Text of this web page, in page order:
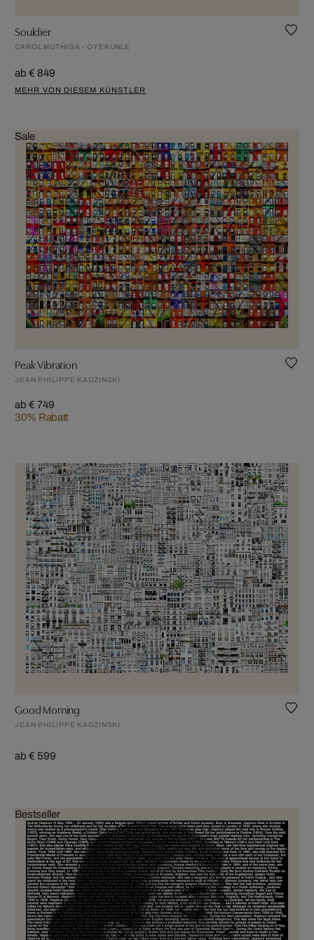
Souldier
CAROL MUTHIGA - OYEKUNLE
ab € 849
MEHR VON DIESEM KÜNSTLER
Sale
Peak Vibration
JEAN PHILIPPE KADZINSKI
ab € 749
30% Rabatt
Good Morning
JEAN PHILIPPE KADZINSKI
ab € 599
Bestseller